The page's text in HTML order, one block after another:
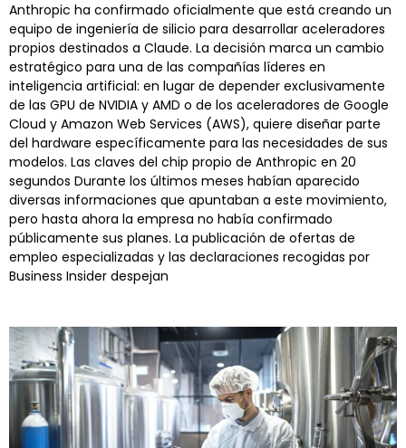
Anthropic ha confirmado oficialmente que está creando un
equipo de ingeniería de silicio para desarrollar aceleradores
propios destinados a Claude. La decisión marca un cambio
estratégico para una de las compañías líderes en
inteligencia artificial: en lugar de depender exclusivamente
de las GPU de NVIDIA y AMD o de los aceleradores de Google
Cloud y Amazon Web Services (AWS), quiere diseñar parte
del hardware específicamente para las necesidades de sus
modelos. Las claves del chip propio de Anthropic en 20
segundos Durante los últimos meses habían aparecido
diversas informaciones que apuntaban a este movimiento,
pero hasta ahora la empresa no había confirmado
públicamente sus planes. La publicación de ofertas de
empleo especializadas y las declaraciones recogidas por
Business Insider despejan